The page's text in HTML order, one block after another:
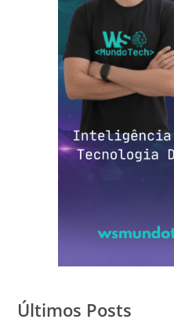
Últimos Posts